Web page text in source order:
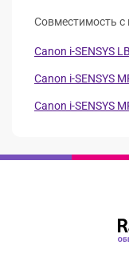
Совместимость с
Canon i-SENSYS
Canon i-SENSYS
Canon i-SENSYS